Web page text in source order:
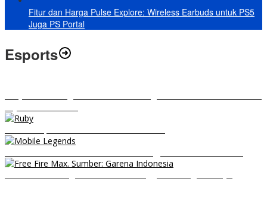
Fitur dan Harga Pulse Explore: Wireless Earbuds untuk PS5
Juga PS Portal
Esports